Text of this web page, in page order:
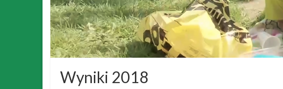
Wyniki 2018